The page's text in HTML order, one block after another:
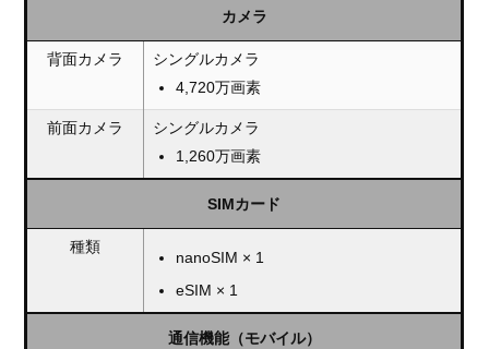
カメラ
背面カメラ
シングルカメラ
4,720万画素
前面カメラ
シングルカメラ
1,260万画素
SIMカード
種類
nanoSIM × 1
eSIM × 1
通信機能（モバイル）